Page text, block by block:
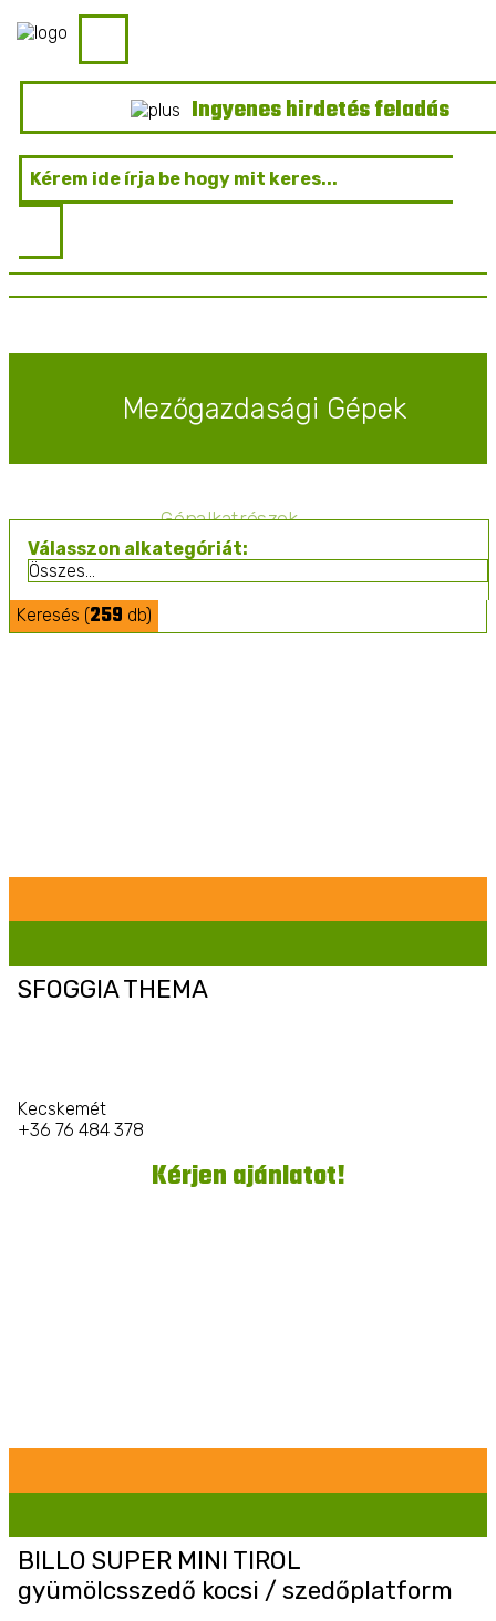
Ingyenes hirdetés feladás
Mezőgazdasági Gépek
Gépalkatrészek
Mezőgazdasági Építmények
Szolgáltatások
Válasszon alkategóriát:
Keresés (259 db)
SFOGGIA THEMA
Kecskemét
+36 76 484 378
Kérjen ajánlatot!
BILLO SUPER MINI TIROL
gyümölcsszedő kocsi / szedőplatform